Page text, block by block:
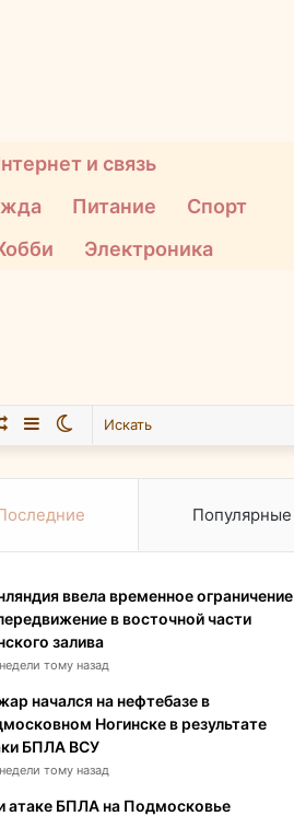
и связь
Питание
Спорт
Электроника
Switch
Sidebar
Случайная
Популярные
ввела временное ограничение
в восточной части
залива
тому назад
начался на нефтебазе в
Ногинске в результате
БПЛА ВСУ
тому назад
атаке БПЛА на Подмосковье